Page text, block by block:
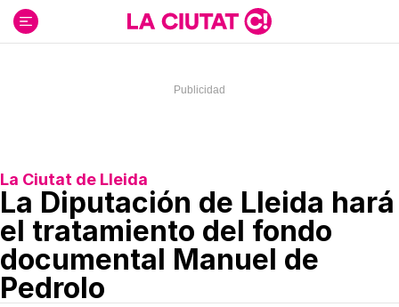
contenido
La Ciutat de Lleida
La Diputación de Lleida hará
el tratamiento del fondo
documental Manuel de
Pedrolo